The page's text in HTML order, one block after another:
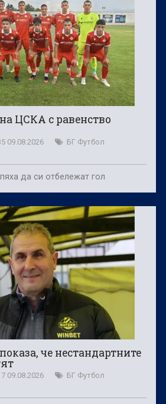
ЦСКА с равенство
09.08.2026 БГ Футбол
да си отбележат гол
че нестандартните
09.08.2026 БГ Футбол